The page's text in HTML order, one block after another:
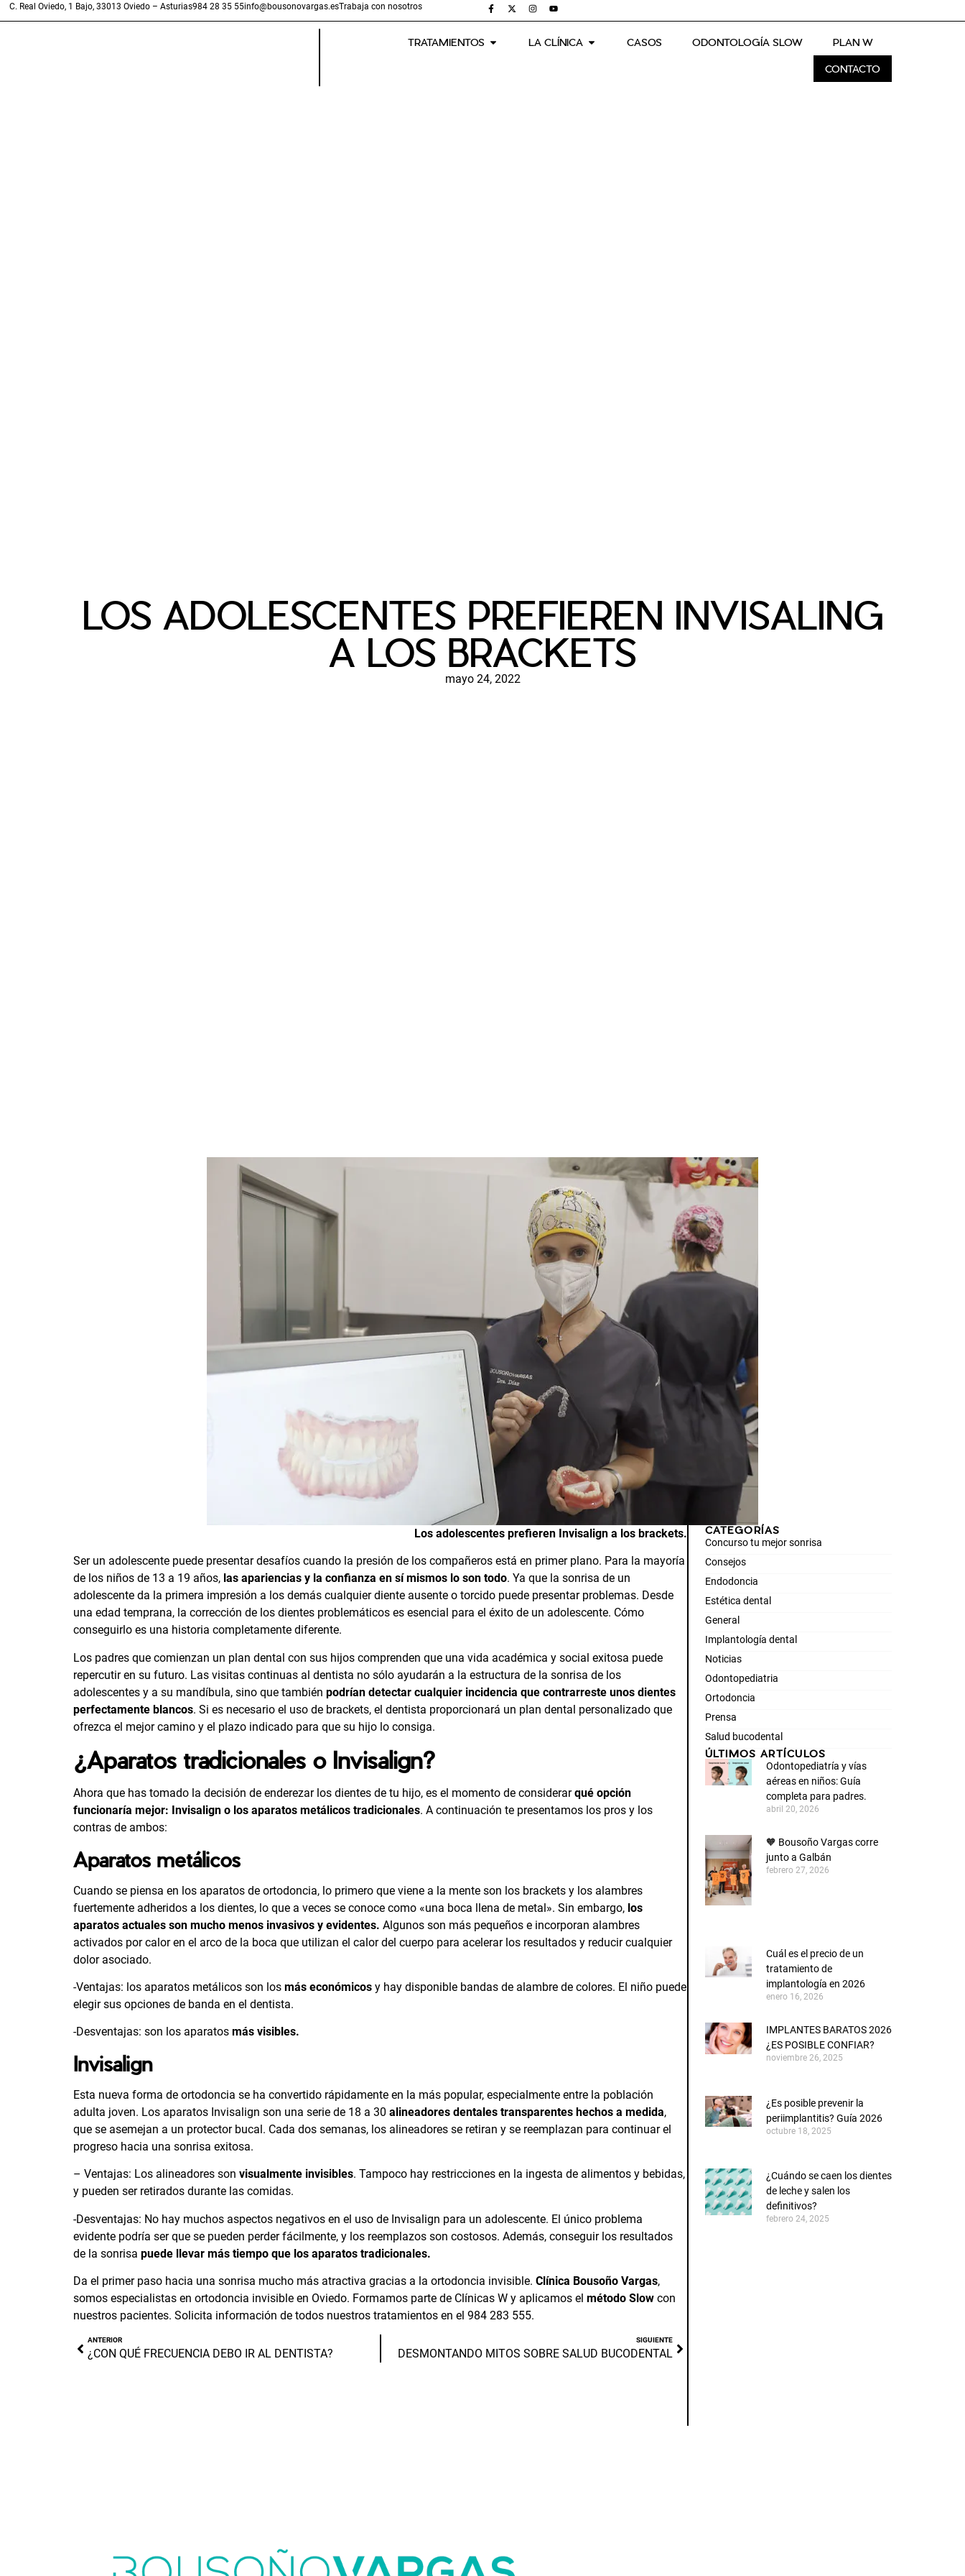
C. Real Oviedo, 1 Bajo, 33013 Oviedo – Asturias984 28 35 55info@bousonovargas.esTrabaja con nosotros
TRATAMIENTOS LA CLÍNICA CASOS ODONTOLOGÍA SLOW PLAN W
CONTACTO
LOS ADOLESCENTES PREFIEREN INVISALING
A LOS BRACKETS
mayo 24, 2022
Los adolescentes prefieren Invisalign a los brackets.
Ser un adolescente puede presentar desafíos cuando la presión de los compañeros está en primer plano. Para la mayoría
de los niños de 13 a 19 años, las apariencias y la confianza en sí mismos lo son todo. Ya que la sonrisa de un
adolescente da la primera impresión a los demás cualquier diente ausente o torcido puede presentar problemas. Desde
una edad temprana, la corrección de los dientes problemáticos es esencial para el éxito de un adolescente. Cómo
conseguirlo es una historia completamente diferente.
Los padres que comienzan un plan dental con sus hijos comprenden que una vida académica y social exitosa puede
repercutir en su futuro. Las visitas continuas al dentista no sólo ayudarán a la estructura de la sonrisa de los
adolescentes y a su mandíbula, sino que también podrían detectar cualquier incidencia que contrarreste unos dientes
perfectamente blancos. Si es necesario el uso de brackets, el dentista proporcionará un plan dental personalizado que
ofrezca el mejor camino y el plazo indicado para que su hijo lo consiga.
¿Aparatos tradicionales o Invisalign?
Ahora que has tomado la decisión de enderezar los dientes de tu hijo, es el momento de considerarqué opción
funcionaría mejor: Invisalign o los aparatos metálicos tradicionales. A continuación te presentamos los pros y los
contras de ambos:
Aparatos metálicos
Cuando se piensa en los aparatos de ortodoncia, lo primero que viene a la mente son los brackets y los alambres
fuertemente adheridos a los dientes, lo que a veces se conoce como «una boca llena de metal». Sin embargo, los
aparatos actuales son mucho menos invasivos y evidentes. Algunos son más pequeños e incorporan alambres
activados por calor en el arco de la boca que utilizan el calor del cuerpo para acelerar los resultados y reducir cualquier
dolor asociado.
-Ventajas: los aparatos metálicos son los más económicos y hay disponible bandas de alambre de colores. El niño puede
elegir sus opciones de banda en el dentista.
-Desventajas: son los aparatos más visibles.
Invisalign
Esta nueva forma de ortodoncia se ha convertido rápidamente en la más popular, especialmente entre la población
adulta joven. Los aparatos Invisalign son una serie de 18 a 30 alineadores dentales transparentes hechos a medida,
que se asemejan a un protector bucal. Cada dos semanas, los alineadores se retiran y se reemplazan para continuar el
progreso hacia una sonrisa exitosa.
– Ventajas: Los alineadores son visualmente invisibles. Tampoco hay restricciones en la ingesta de alimentos y bebidas,
y pueden ser retirados durante las comidas.
-Desventajas: No hay muchos aspectos negativos en el uso de Invisalign para un adolescente. El único problema
evidente podría ser que se pueden perder fácilmente, y los reemplazos son costosos. Además, conseguir los resultados
de la sonrisa puede llevar más tiempo que los aparatos tradicionales.
Da el primer paso hacia una sonrisa mucho más atractiva gracias a la ortodoncia invisible. Clínica Bousoño Vargas,
somos especialistas en ortodoncia invisible en Oviedo. Formamos parte de Clínicas W y aplicamos el método Slow con
nuestros pacientes. Solicita información de todos nuestros tratamientos en el 984 283 555.
ANTERIOR
¿CON QUÉ FRECUENCIA DEBO IR AL DENTISTA?
SIGUIENTE
DESMONTANDO MITOS SOBRE SALUD BUCODENTAL
CATEGORÍAS
Concurso tu mejor sonrisa
Consejos
Endodoncia
Estética dental
General
Implantología dental
Noticias
Odontopediatria
Ortodoncia
Prensa
Salud bucodental
ÚLTIMOS ARTÍCULOS
Odontopediatría y vías
aéreas en niños: Guía
completa para padres.
abril 20, 2026
🧡 Bousoño Vargas corre
junto a Galbán
febrero 27, 2026
Cuál es el precio de un
tratamiento de
implantología en 2026
enero 16, 2026
IMPLANTES BARATOS 2026
¿ES POSIBLE CONFIAR?
noviembre 26, 2025
¿Es posible prevenir la
periimplantitis? Guía 2026
octubre 18, 2025
¿Cuándo se caen los dientes
de leche y salen los
definitivos?
febrero 24, 2025